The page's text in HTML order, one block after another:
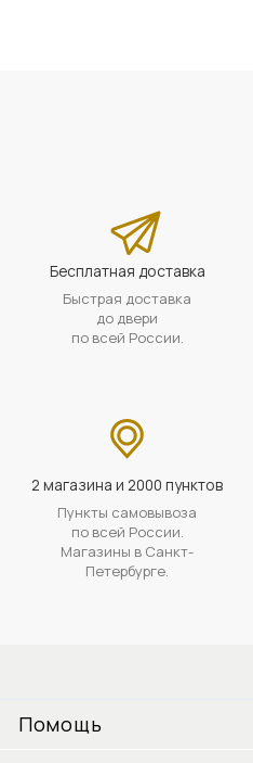
Бесплатная доставка
Быстрая доставка
до двери
по всей России.
2 магазина и 2000 пунктов
Пункты самовывоза
по всей России.
Магазины в Санкт-
Петербурге.
Помощь